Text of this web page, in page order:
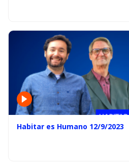
Habitar es Humano 12/9/2023